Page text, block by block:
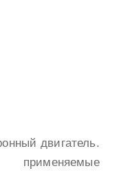
двигатель.